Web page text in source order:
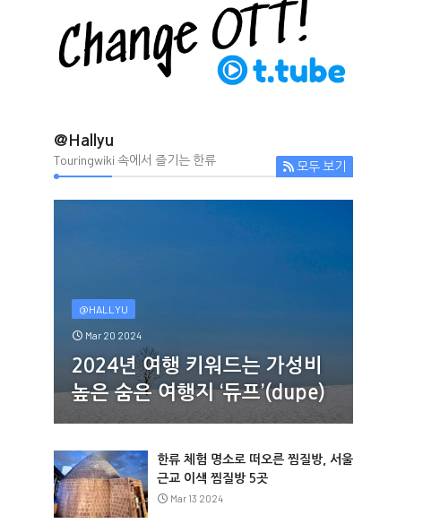
@Hallyu
Touringwiki 속에서 즐기는 한류 모두 보기
@HALLYU
Mar 20 2024
2024년 여행 키워드는 가성비
높은 숨은 여행지 ‘듀프’(dupe)
한류 체험 명소로 떠오른 찜질방, 서울
근교 이색 찜질방 5곳
Mar 13 2024